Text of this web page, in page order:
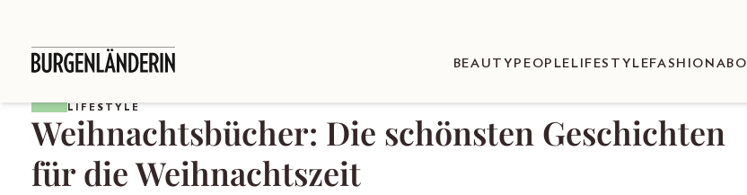
BEAUTY PEOPLE LIFESTYLEFASHION ABO
LIFESTYLE
Weihnachtsbücher: Die schönsten Geschichten
für die Weihnachtszeit